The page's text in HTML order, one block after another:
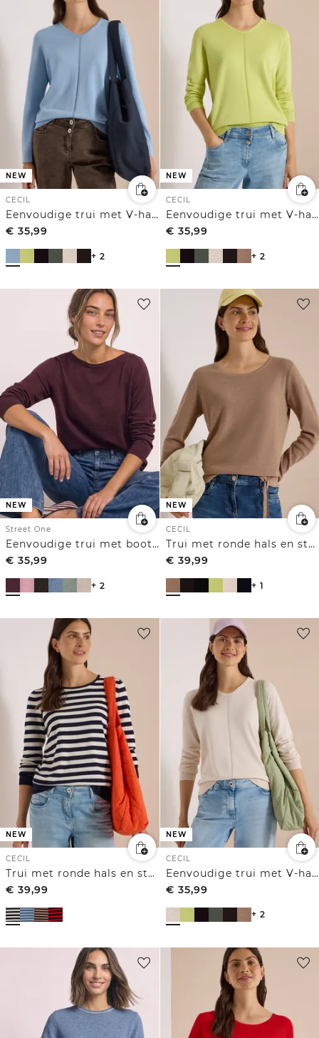
NEW
CECIL
Eenvoudige trui met V-hals in effen kleur
€ 35,99
+ 2
NEW
CECIL
Eenvoudige trui met V-hals in effen kleur
€ 35,99
+ 2
NEW
Street One
Eenvoudige trui met boothals
€ 35,99
+ 2
NEW
CECIL
Trui met ronde hals en structuur
€ 39,99
+ 1
NEW
CECIL
Trui met ronde hals en strepen
€ 39,99
NEW
CECIL
Eenvoudige trui met V-hals in effen kleur
€ 35,99
+ 2